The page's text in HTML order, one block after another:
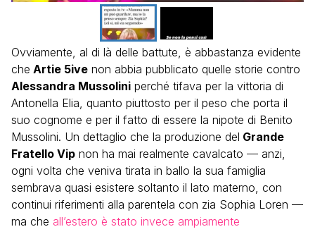
Ovviamente, al di là delle battute, è abbastanza evidente
che Artie 5ive non abbia pubblicato quelle storie contro
Alessandra Mussolini perché tifava per la vittoria di
Antonella Elia, quanto piuttosto per il peso che porta il
suo cognome e per il fatto di essere la nipote di Benito
Mussolini. Un dettaglio che la produzione del Grande
Fratello Vip non ha mai realmente cavalcato — anzi,
ogni volta che veniva tirata in ballo la sua famiglia
sembrava quasi esistere soltanto il lato materno, con
continui riferimenti alla parentela con zia Sophia Loren —
ma che all’estero è stato invece ampiamente